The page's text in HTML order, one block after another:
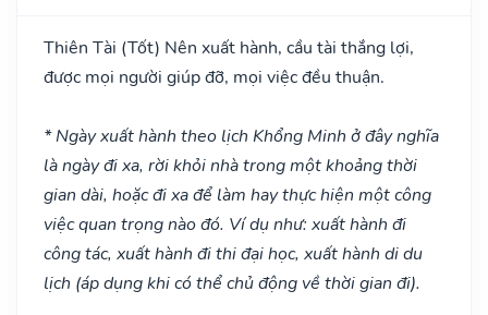
Thiên Tài (Tốt) Nên xuất hành, cầu tài thắng lợi,
được mọi người giúp đỡ, mọi việc đều thuận.
* Ngày xuất hành theo lịch Khổng Minh ở đây nghĩa
là ngày đi xa, rời khỏi nhà trong một khoảng thời
gian dài, hoặc đi xa để làm hay thực hiện một công
việc quan trọng nào đó. Ví dụ như: xuất hành đi
công tác, xuất hành đi thi đại học, xuất hành di du
lịch (áp dụng khi có thể chủ động về thời gian đi).